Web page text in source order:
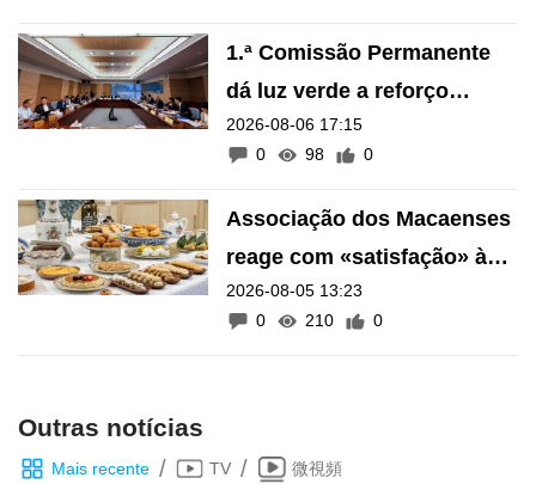
1.ª Comissão Permanente
dá luz verde a reforço
financeiro do Fundo de
Pensões
2026-08-06 17:15
0
98 0
Associação dos Macaenses
reage com «satisfação» à
inscrição de manifestações
como Património Intangível
2026-08-05 13:23
0
210 0
Outras notícias
Mais recente / TV / 微視頻